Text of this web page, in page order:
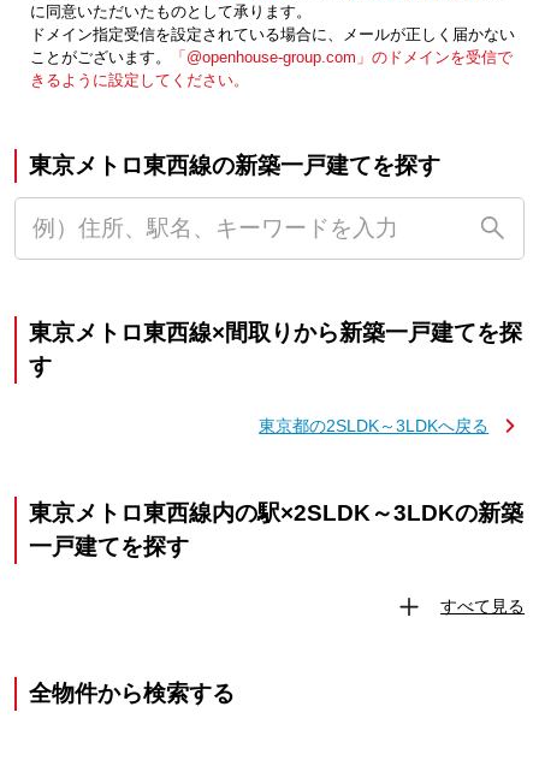
に同意いただいたものとして承ります。
ドメイン指定受信を設定されている場合に、メールが正しく届かない
ことがございます。
「@openhouse-group.com」のドメインを受信で
きるように設定してください。
東京メトロ東西線の新築一戸建てを探す
東京メトロ東西線×間取りから新築一戸建てを探
す
東京都の2SLDK～3LDKへ戻る
東京メトロ東西線内の駅×2SLDK～3LDKの新築
一戸建てを探す
すべて見る
全物件から検索する